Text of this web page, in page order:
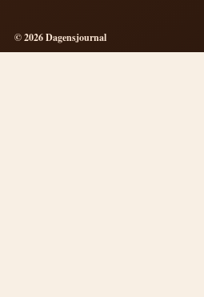
© 2026 Dagensjournal